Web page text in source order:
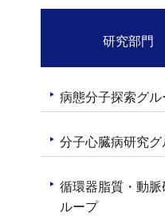
研究部門
病態分子探索グル
分子心臓病研究グ
循環器脂質・動脈
ループ